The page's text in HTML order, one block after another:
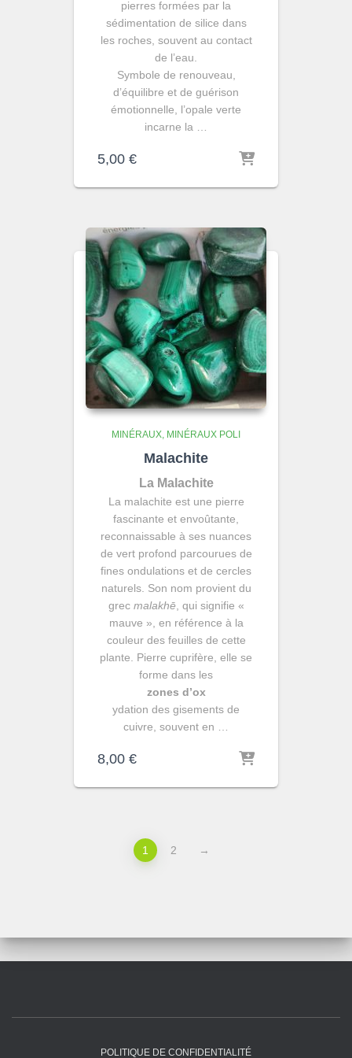
pierres formées par la
sédimentation de silice dans
les roches, souvent au contact
de l’eau.
Symbole de renouveau,
d’équilibre et de guérison
émotionnelle, l’opale verte
incarne la …
5,00 €
MINÉRAUX MINÉRAUX POLI
Malachite
La Malachite
La malachite est une pierre
fascinante et envoûtante,
reconnaissable à ses nuances
de vert profond parcourues de
fines ondulations et de cercles
naturels. Son nom provient du
grec malakhē , qui signifie «
mauve », en référence à la
couleur des feuilles de cette
plante. Pierre cuprifère, elle se
forme dans les
zones d’ox
ydation des gisements de
cuivre, souvent en …
8,00 €
1 2 →
POLITIQUE DE CONFIDENTIALITÉ